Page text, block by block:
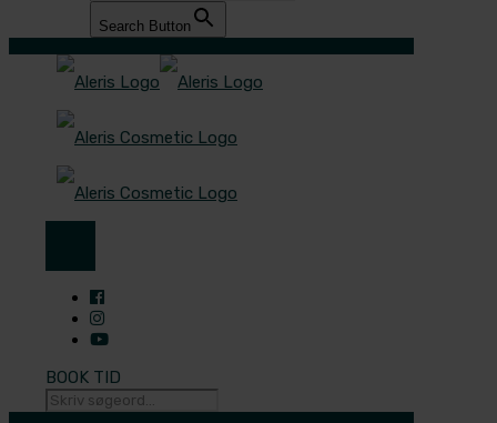
Search Button
BOOK TID